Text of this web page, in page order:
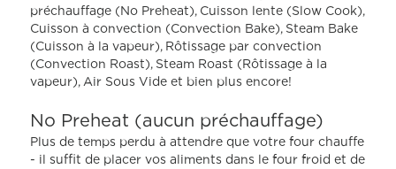
préchauffage (No Preheat), Cuisson lente (Slow Cook),
Cuisson à convection (Convection Bake), Steam Bake
(Cuisson à la vapeur), Rôtissage par convection
(Convection Roast), Steam Roast (Rôtissage à la
vapeur), Air Sous Vide et bien plus encore!
No Preheat (aucun préchauffage)
Plus de temps perdu à attendre que votre four chauffe
- il suffit de placer vos aliments dans le four froid et de